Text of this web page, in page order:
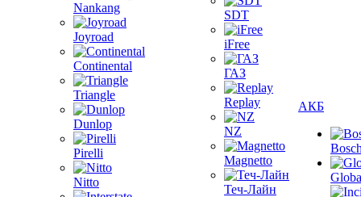
Nankang
Joyroad
Continental
Triangle
Dunlop
Pirelli
Nitto
SDT
iFree
ГАЗ
Replay
NZ
Magnetto
Теч-Лайн
АКБ